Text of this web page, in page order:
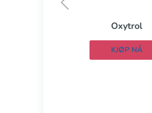
Serc
KJØP NÅ